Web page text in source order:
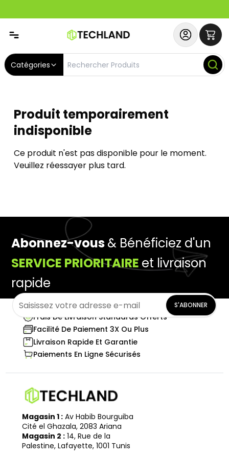
Catégories
Produit temporairement
indisponible
Ce produit n'est pas disponible pour le moment.
Veuillez réessayer plus tard.
Abonnez-vous& Bénéficiez d'un
SERVICE PRIORITAIRE et livraison
rapide
S'ABONNER
Frais De Livraison Standards Offerts
Facilité De Paiement 3X Ou Plus
Livraison Rapide Et Garantie
Paiements En Ligne Sécurisés
Magasin 1 : Av Habib Bourguiba
Cité el Ghazala, 2083 Ariana
Magasin 2 : 14, Rue de la
Palestine, Lafayette, 1001 Tunis